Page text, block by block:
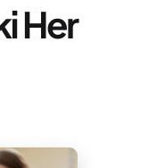
Her